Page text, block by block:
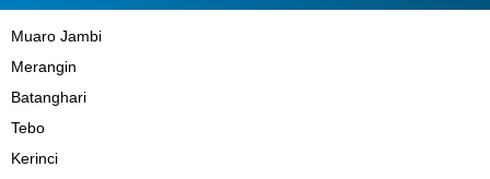
Muaro Jambi
Merangin
Batanghari
Tebo
Kerinci